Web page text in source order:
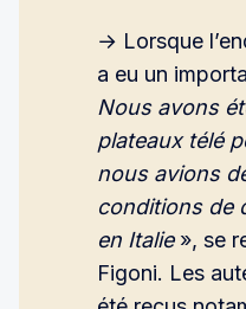
→ Lorsque
a eu un
Nous avons
plateaux télé
nous avions
conditions de
en Italie», se
Figoni. Les